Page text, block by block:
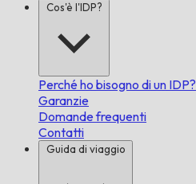
Cos'è l'IDP?
Perché ho bisogno di un IDP?
Garanzie
Domande frequenti
Contatti
Guida di viaggio